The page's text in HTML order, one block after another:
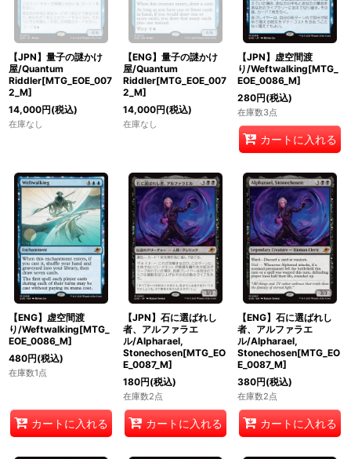
【JPN】量子の謎かけ
屋/Quantum
Riddler[MTG_EOE_007
2_M]
14,000円(税込)
在庫なし
【ENG】量子の謎かけ
屋/Quantum
Riddler[MTG_EOE_007
2_M]
14,000円(税込)
在庫なし
【JPN】虚空間渡
り/Weftwalking[MTG_
EOE_0086_M]
280円(税込)
在庫数3点
カートに入れる
【ENG】虚空間渡
り/Weftwalking[MTG_
EOE_0086_M]
480円(税込)
在庫数1点
カートに入れる
【JPN】石に選ばれし
者、アルファラエ
ル/Alpharael,
Stonechosen[MTG_EO
E_0087_M]
180円(税込)
在庫数2点
カートに入れる
【ENG】石に選ばれし
者、アルファラエ
ル/Alpharael,
Stonechosen[MTG_EO
E_0087_M]
380円(税込)
在庫数2点
カートに入れる